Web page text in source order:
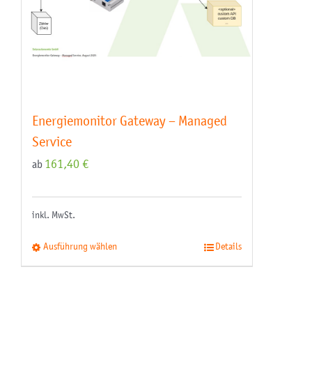
Energiemonitor Gateway – Managed
Service
ab 161,40 €
inkl. MwSt.
Ausführung wählen Details